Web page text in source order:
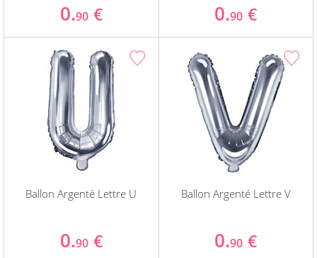
0.90 € 0.90 €
Ballon Argenté Lettre U
0.90 €
Ballon Argenté Lettre V
0.90 €